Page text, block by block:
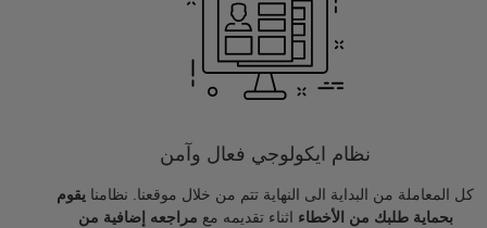
نظام ايكولوجي فعال وآمن
كل المعاملة من البداية الى النهاية تتم من خلال موقعنا. نظامنا يقوم
بحماية طلبك من الأخطاء اثناء تقديمه مع مراجعه إضافية من